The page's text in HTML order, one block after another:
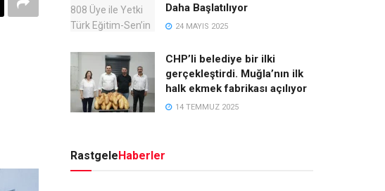
Daha Başlatılıyor
24 MAYIS 2025
CHP’li belediye bir ilki
gerçekleştirdi. Muğla’nın ilk
halk ekmek fabrikası açılıyor
14 TEMMUZ 2025
RastgeleHaberler